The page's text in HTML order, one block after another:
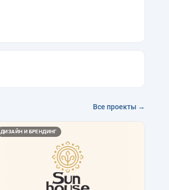
Все проекты →
ДИЗАЙН И БРЕНДИНГ